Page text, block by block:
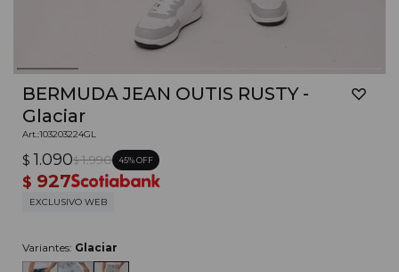
BERMUDA JEAN OUTIS RUSTY -
Glaciar
103203224GL
$ 1.090$ 1.990 45
$ 927
EXCLUSIVO WEB
Variantes: Glaciar